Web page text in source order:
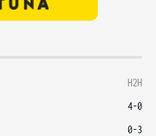
H2H
4-0
0-3